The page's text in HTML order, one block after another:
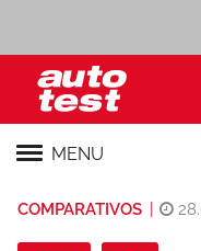
MENU
COMPARATIVOS